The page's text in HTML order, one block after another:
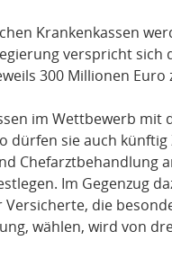
Krankenkassen
verspricht sich
300 Millionen Euro
im Wettbewerb mit
dürfen sie auch
Chefarztbehandlung
Im Gegenzug
die
wählen, wird von